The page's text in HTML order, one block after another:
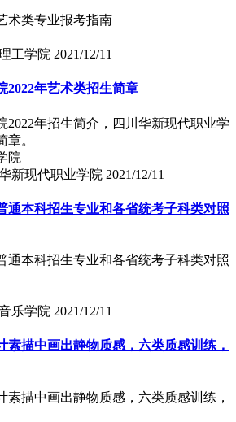
术类专业报考指南
工学院 2021/12/11
2022年艺术类招生简章
2022年招生简介，四川华新现代职业学
章。
新现代职业学院 2021/12/11
通本科招生专业和各省统考子科类对照
通本科招生专业和各省统考子科类对照
乐学院 2021/12/11
素描中画出静物质感，六类质感训练，
素描中画出静物质感，六类质感训练，